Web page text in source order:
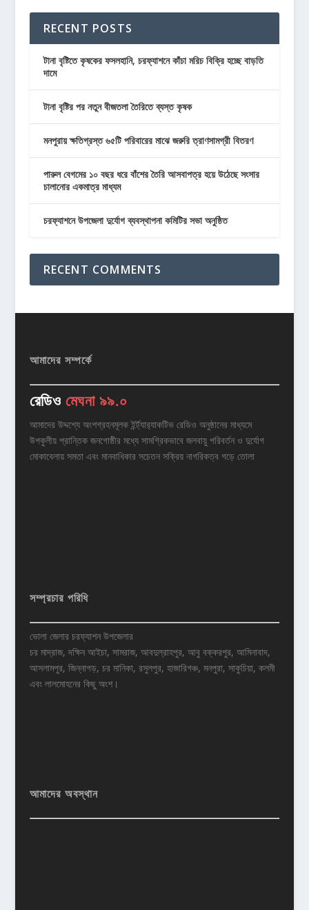
RECENT POSTS
টানা বৃষ্টিতে কৃষকের ফসলহানি, চরফ্যাশনে কাঁচা মরিচ বিক্রি হচ্ছে বাড়তি
দামে
টানা বৃষ্টির পর নতুন বীজতলা তৈরিতে ব্যস্ত কৃষক
মনপুরায় ক্ষতিগ্রস্ত ৬৫টি পরিবারের মাঝে জরুরি ত্রাণসামগ্রী বিতরণ
পারুল বেগমের ১০ বছর ধরে বাঁশের তৈরি আসবাপত্র হয়ে উঠেছে সংসার
চালানোর একমাত্র মাধ্যম
চরফ্যাশনে উপজেলা দুর্যোগ ব্যবস্থাপনা কমিটির সভা অনুষ্ঠিত
RECENT COMMENTS
আমাদের সম্পর্কে
রেডিও মেঘনা ৯৯.০
আমাদের উদ্দশ্যে অংশগ্রহনমূলক ইর্ন্ট্যার‌্যাকটিভ রেডিও অনুষ্ঠানের মাধ্যমে
উপকুলীয় প্রান্তিক জনগোষ্ঠীর মধ্যে সামগ্রিকভাবে জলবায়ু পরিবর্তন ও দুর্যোগ
মোকাবেলায় সমতা এবং মানবাধিকার সচেতন সক্রিয় নাগরিকত্ব গড়ে তোলা
সম্প্রচার পরিধি
ভোলা জেলার চরফ্যাশন উপজেলার
চর মাদ্রাজ, দক্ষিন আইচা, সামরাজ, আবদুল্রাহপুর, আবু বক্করপুর, আমিনাবাদ,
আসলামপুর, জিন্নাগড়, চর মানিকা, রসুলপুর, হাজারিগঞ্চ, মনপুরা, সাকুচিয়া, কলমী
এবং লালমোহনের কিছু অংশ।
আমাদের অবস্থান